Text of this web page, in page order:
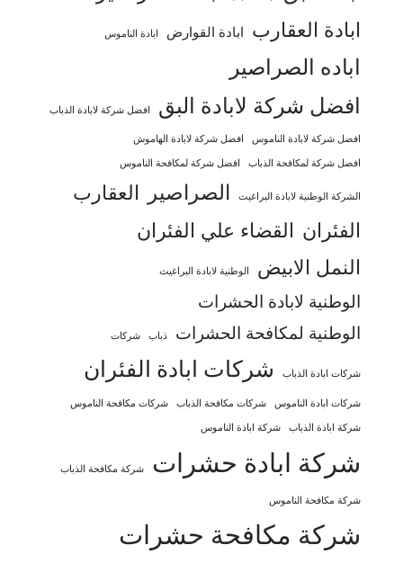
ابادة العقارب ابادة القوارض ابادة الناموس
اباده الصراصير
افضل شركة لابادة البق
افضل شركة لابادة الذباب
افضل شركة لابادة الناموس افضل شركة لابادة الهاموش
افضل شركة لمكافحة الذباب افضل شركة لمكافحة الناموس
الشركة الوطنية لابادة البراغيث الصراصير
العقارب
الفئران القضاء علي الفئران
النمل الابيض
الوطنية لابادة البراغيث
الوطنية لابادة الحشرات
الوطنية لمكافحة الحشرات
ذباب شركات
شركات ابادة الذباب شركات ابادة الفئران
شركات ابادة الناموس شركات مكافحة الذباب شركات مكافحة الناموس
شركة ابادة الذباب شركة ابادة الناموس
شركة ابادة حشرات شركة مكافحة الذباب
شركة مكافحة الناموس
شركة مكافحة حشرات